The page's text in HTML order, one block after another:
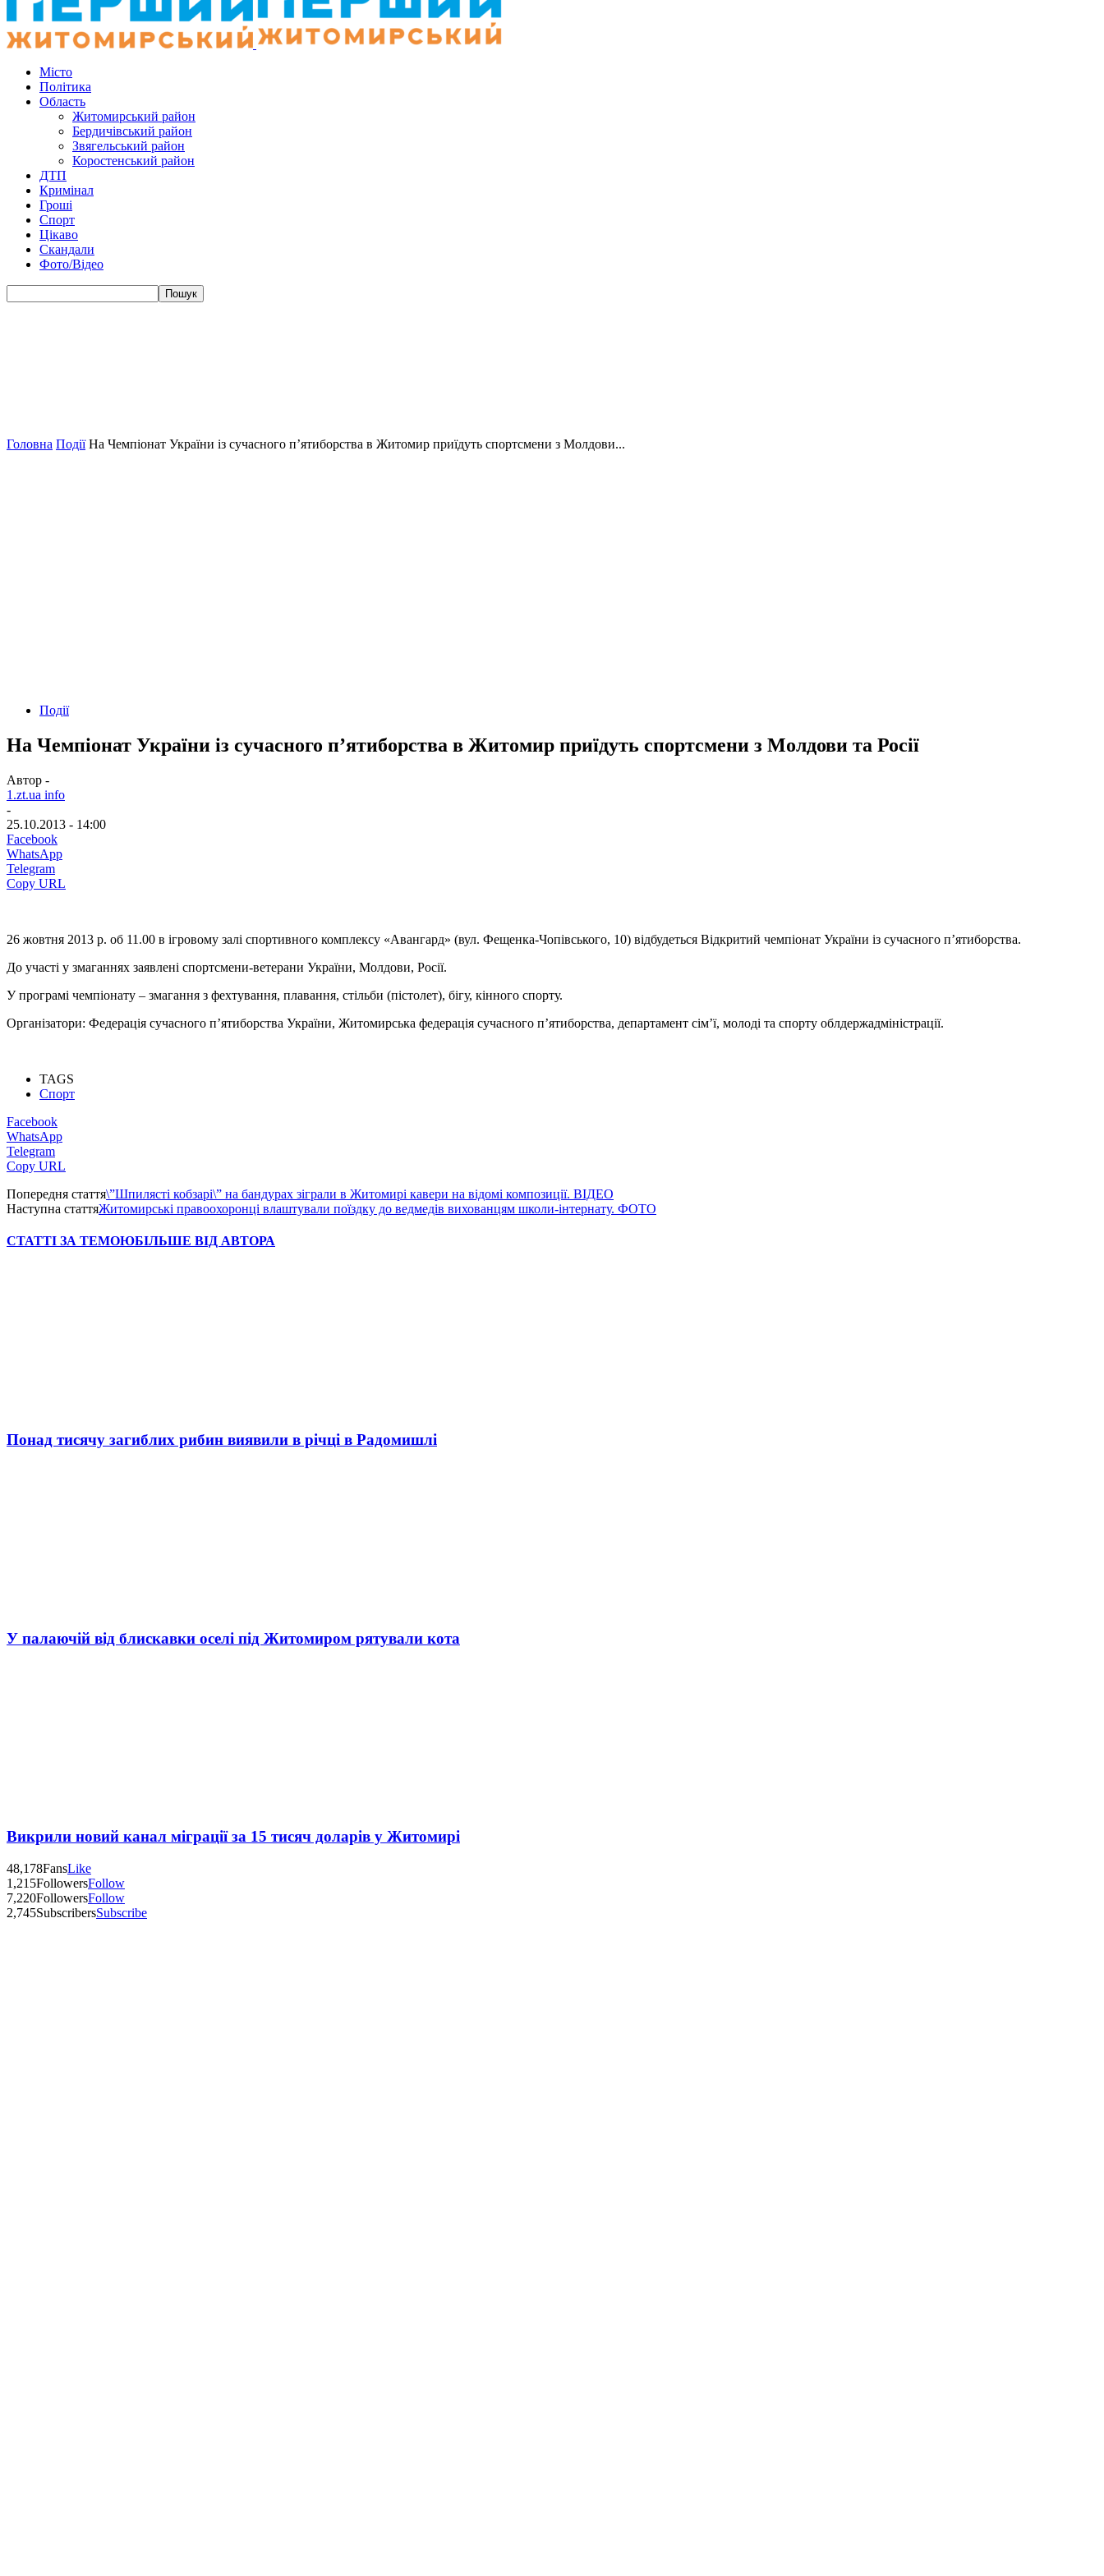
Місто
Політика
Область
Житомирський район
Бердичівський район
Звягельський район
Коростенський район
ДТП
Кримінал
Гроші
Спорт
Цікаво
Скандали
Фото/Відео
Головна Події На Чемпіонат України із сучасного п’ятиборства в Житомир приїдуть спортсмени з Молдови...
Події
На Чемпіонат України із сучасного п’ятиборства в Житомир приїдуть спортсмени з Молдови та Росії
Автор -
1.zt.ua info
-
25.10.2013 - 14:00
Facebook
WhatsApp
Telegram
Copy URL
26 жовтня 2013 р. об 11.00 в ігровому залі спортивного комплексу «Авангард» (вул. Фещенка-Чопівського, 10) відбудеться Відкритий чемпіонат України із сучасного п’ятиборства.
До участі у змаганнях заявлені спортсмени-ветерани України, Молдови, Росії.
У програмі чемпіонату – змагання з фехтування, плавання, стільби (пістолет), бігу, кінного спорту.
Організатори: Федерація сучасного п’ятиборства України, Житомирська федерація сучасного п’ятиборства, департамент сім’ї, молоді та спорту облдержадміністрації.
TAGS
Спорт
Facebook
WhatsApp
Telegram
Copy URL
Попередня стаття\”Шпилясті кобзарі\” на бандурах зіграли в Житомирі кавери на відомі композиції. ВІДЕО
Наступна статтяЖитомирські правоохоронці влаштували поїздку до ведмедів вихованцям школи-інтернату. ФОТО
СТАТТІ ЗА ТЕМОЮБІЛЬШЕ ВІД АВТОРА
Понад тисячу загиблих рибин виявили в річці в Радомишлі
У палаючій від блискавки оселі під Житомиром рятували кота
Викрили новий канал міграції за 15 тисяч доларів у Житомирі
48,178FansLike
1,215FollowersFollow
7,220FollowersFollow
2,745SubscribersSubscribe